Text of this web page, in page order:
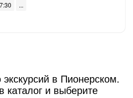
в Пионерском.
каталог и выберите